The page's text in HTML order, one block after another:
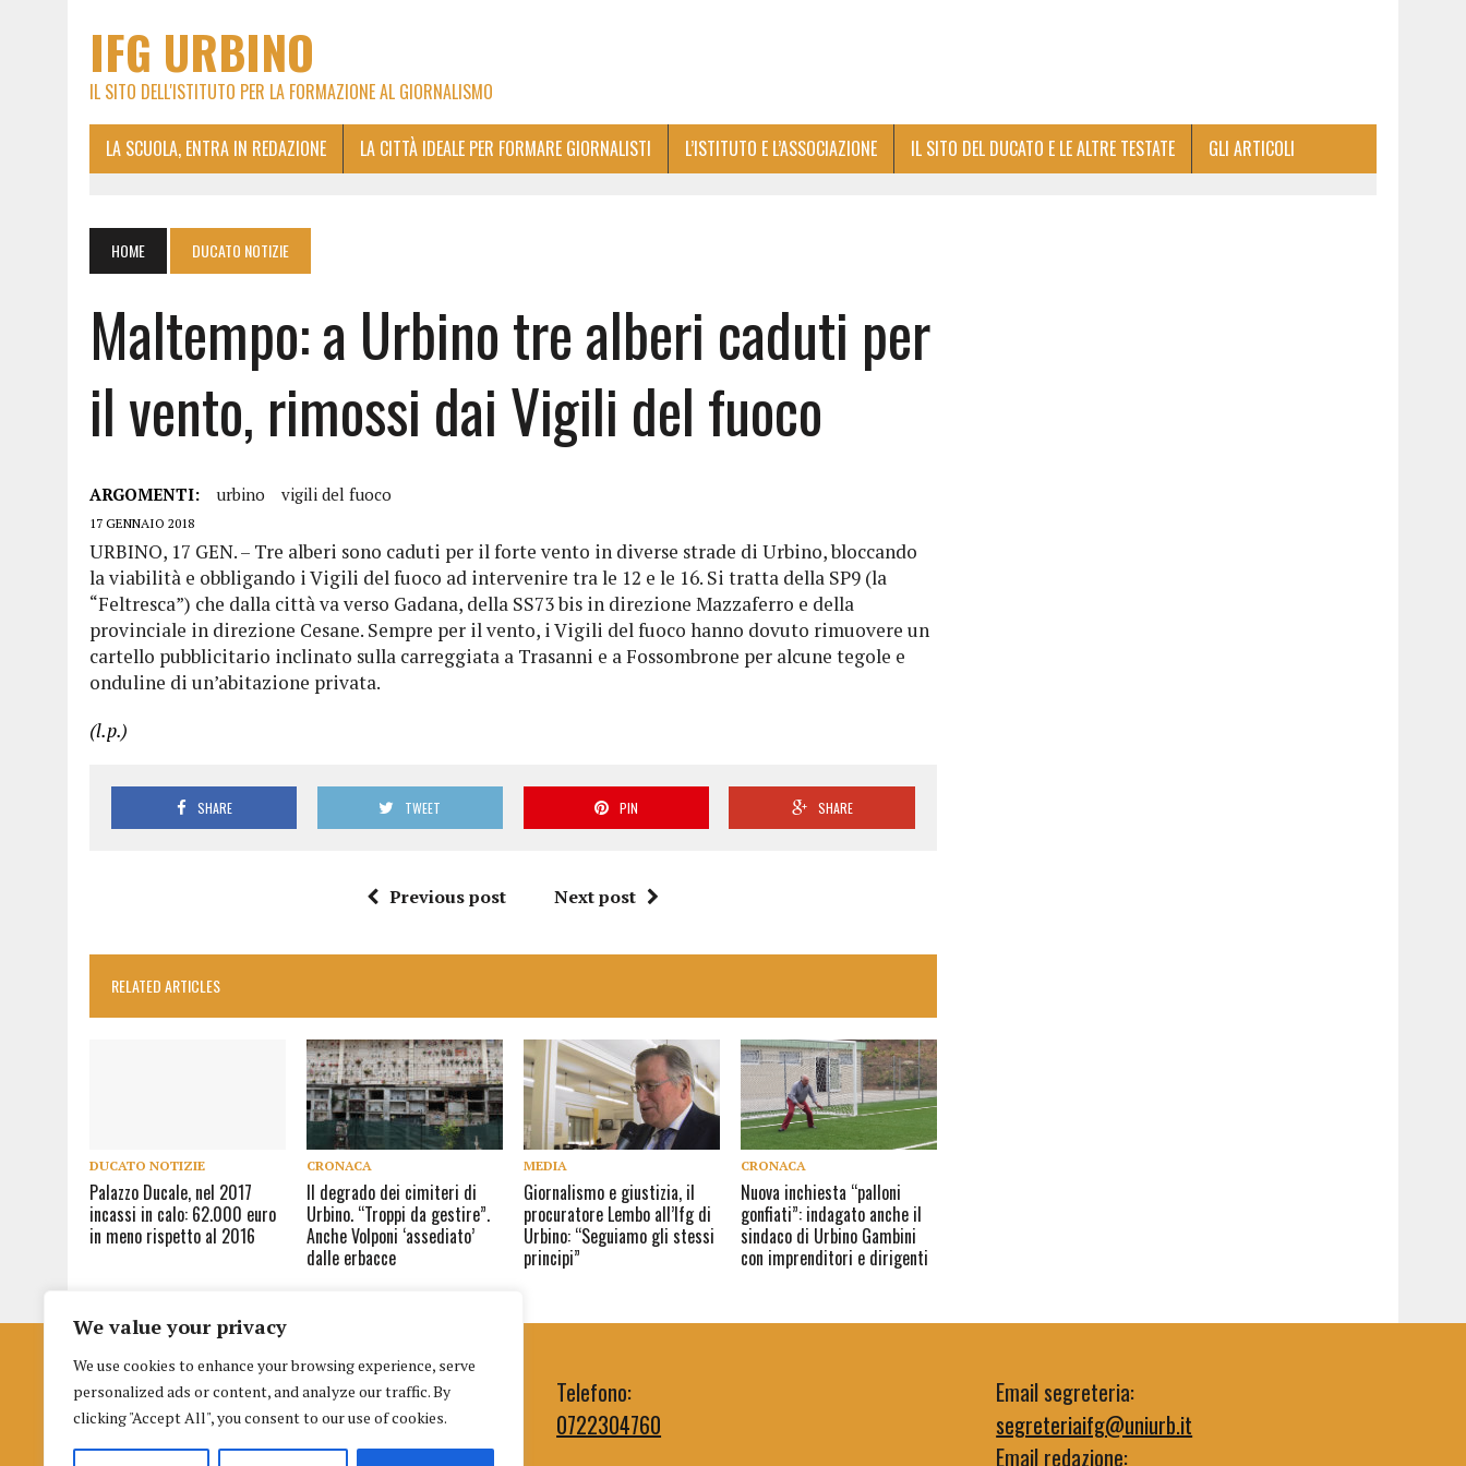
We value your privacy
We use cookies to enhance your browsing experience, serve
personalized ads or content, and analyze our traffic. By
clicking "Accept All", you consent to our use of cookies.
IFG URBINO
IL SITO DELL'ISTITUTO PER LA FORMAZIONE AL GIORNALISMO
LA SCUOLA, ENTRA IN REDAZIONE LA CITTÀ IDEALE PER FORMARE GIORNALISTI L’ISTITUTO E L’ASSOCIAZIONE IL SITO DEL DUCATO E LE ALTRE TESTATE GLI ARTICOLI
HOME DUCATO NOTIZIE
Maltempo: a Urbino tre alberi caduti per
il vento, rimossi dai Vigili del fuoco
ARGOMENTI: urbino vigili del fuoco
17 GENNAIO 2018
URBINO, 17 GEN. – Tre alberi sono caduti per il forte vento in diverse strade di Urbino, bloccando
la viabilità e obbligando i Vigili del fuoco ad intervenire tra le 12 e le 16. Si tratta della SP9 (la
“Feltresca”) che dalla città va verso Gadana, della SS73 bis in direzione Mazzaferro e della
provinciale in direzione Cesane. Sempre per il vento, i Vigili del fuoco hanno dovuto rimuovere un
cartello pubblicitario inclinato sulla carreggiata a Trasanni e a Fossombrone per alcune tegole e
onduline di un’abitazione privata.
(l.p.)
SHARE TWEET PIN SHARE
Previous post Next post
RELATED ARTICLES
DUCATO NOTIZIE
Palazzo Ducale, nel 2017
incassi in calo: 62.000 euro
in meno rispetto al 2016
CRONACA
Il degrado dei cimiteri di
Urbino. “Troppi da gestire”.
Anche Volponi ‘assediato’
dalle erbacce
MEDIA
Giornalismo e giustizia, il
procuratore Lembo all’Ifg di
Urbino: “Seguiamo gli stessi
principi”
CRONACA
Nuova inchiesta “palloni
gonfiati”: indagato anche il
sindaco di Urbino Gambini
con imprenditori e dirigenti
Istituto per la Formazione al Giornalismo
di Urbino
Palazzo nuovo Albani
Telefono:
0722304760
Email segreteria:
segreteriaifg@uniurb.it
Email redazione: